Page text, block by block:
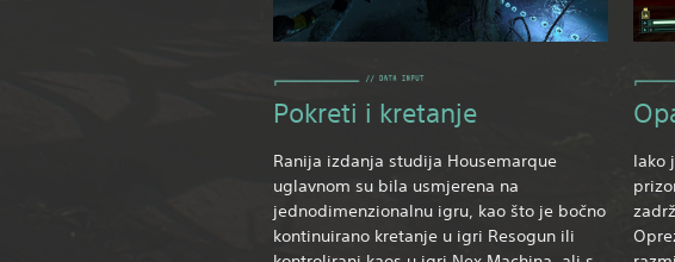
Pokreti i kretanje
Ranija izdanja studija Housemarque
uglavnom su bila usmjerena na
jednodimenzionalnu igru, kao što je bočno
kontinuirano kretanje u igri Resogun ili
Iako